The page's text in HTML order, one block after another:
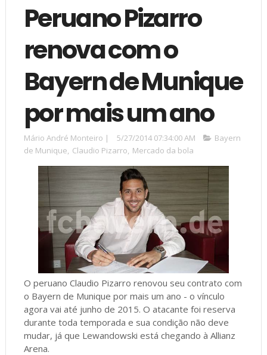
Peruano Pizarro
renova com o
Bayern de Munique
por mais um ano
Mário André Monteiro | 5/27/2014 07:34:00 AM
Bayern
de Munique, Claudio Pizarro, Mercado da bola
O peruano Claudio Pizarro renovou seu contrato com
o Bayern de Munique por mais um ano - o vínculo
agora vai até junho de 2015. O atacante foi reserva
durante toda temporada e sua condição não deve
mudar, já que Lewandowski está chegando à Allianz
Arena.